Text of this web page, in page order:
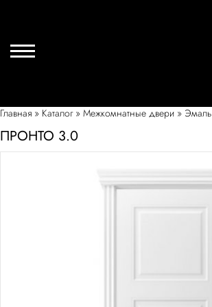
Главная » Каталог» Межкомнатные двери » Эмаль
ПРОНТО 3.0